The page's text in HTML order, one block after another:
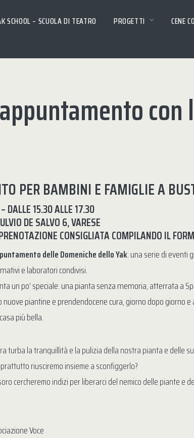
SCHOOL – SCUOLA DI TEATRO PROGETTI CENE
PER BAMBINI E FAMIGLIE A
DALLE 15.30 ALLE 17.30
DE SALVO 6, VARESE
CONSIGLIATA COMPILANDO IL
delle Domeniche dello Yak: una serie di eventi
e laboratori condivisi.
un po’ speciale: una pianta senza memoria, atterrata a
piantine e prendendocene cura, giorno dopo giorno
più bella.
turba la tranquillità e la pulizia della nostra pianta e delle
riusciremo insieme a sconfiggerlo?
cercheremo indizi per liberarci del nemico delle piante e
Voce